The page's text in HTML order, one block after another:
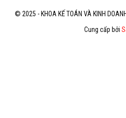
© 2025 - KHOA KẾ TOÁN VÀ KINH
Cung cấp bởi